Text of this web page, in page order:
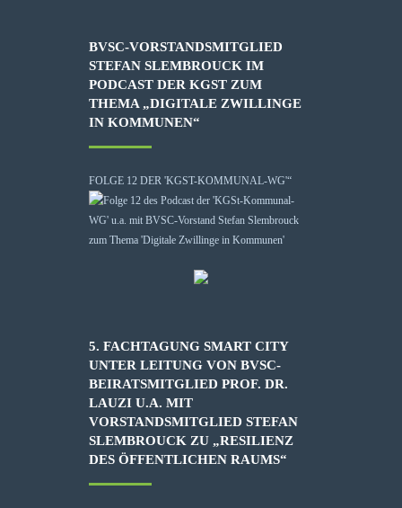
BVSC-VORSTANDSMITGLIED
STEFAN SLEMBROUCK IM
PODCAST DER KGST ZUM
THEMA „DIGITALE ZWILLINGE
IN KOMMUNEN“
FOLGE 12 DER 'KGST-KOMMUNAL-WG'“
5. FACHTAGUNG SMART CITY
UNTER LEITUNG VON BVSC-
BEIRATSMITGLIED PROF. DR.
LAUZI U.A. MIT
VORSTANDSMITGLIED STEFAN
SLEMBROUCK ZU „RESILIENZ
DES ÖFFENTLICHEN RAUMS“